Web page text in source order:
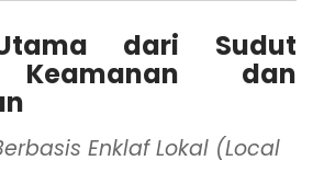
dari Sudut
Keamanan dan
Enklaf Lokal (Local